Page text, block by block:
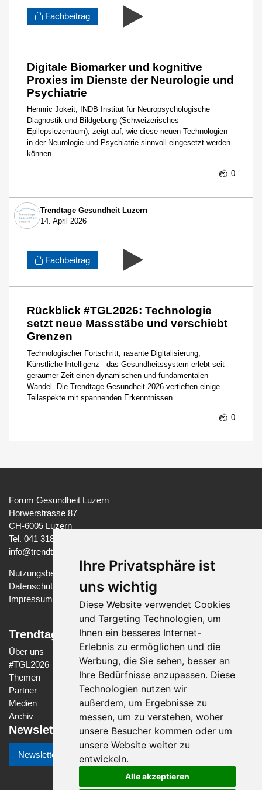
Ihre Privatsphäre ist
uns wichtig
Diese Website verwendet Cookies
und Targeting Technologien, um
Ihnen ein besseres Internet-
Erlebnis zu ermöglichen und die
Werbung, die Sie sehen, besser an
Ihre Bedürfnisse anzupassen. Diese
Technologien nutzen wir
außerdem, um Ergebnisse zu
messen, um zu verstehen, woher
unsere Besucher kommen oder um
unsere Website weiter zu
entwickeln.
Alle akzeptieren
Fachbeitrag
Digitale Biomarker und kognitive
Proxies im Dienste der Neurologie und
Psychiatrie
Hennric Jokeit, INDB Institut für Neuropsychologische
Diagnostik und Bildgebung (Schweizerisches
Epilepsiezentrum), zeigt auf, wie diese neuen Technologien
in der Neurologie und Psychiatrie sinnvoll eingesetzt werden
können.
0
Trendtage Gesundheit Luzern
14. April 2026
Fachbeitrag
Rückblick #TGL2026: Technologie
setzt neue Massstäbe und verschiebt
Grenzen
Technologischer Fortschritt, rasante Digitalisierung,
Künstliche Intelligenz - das Gesundheitssystem erlebt seit
geraumer Zeit einen dynamischen und fundamentalen
Wandel. Die Trendtage Gesundheit 2026 vertieften einige
Teilaspekte mit spannenden Erkenntnissen.
0
Forum Gesundheit Luzern
Horwerstrasse 87
CH-6005 Luzern
Tel. 041 318 37 97
info@trendtage-gesundheit.ch
Nutzungsbedingungen
Datenschutzerklärung
Impressum
Trendtage Gesundheit Luzern
Über uns
#TGL2026
Themen
Partner
Medien
Archiv
Newsletter
Newsletter-Anmeldung